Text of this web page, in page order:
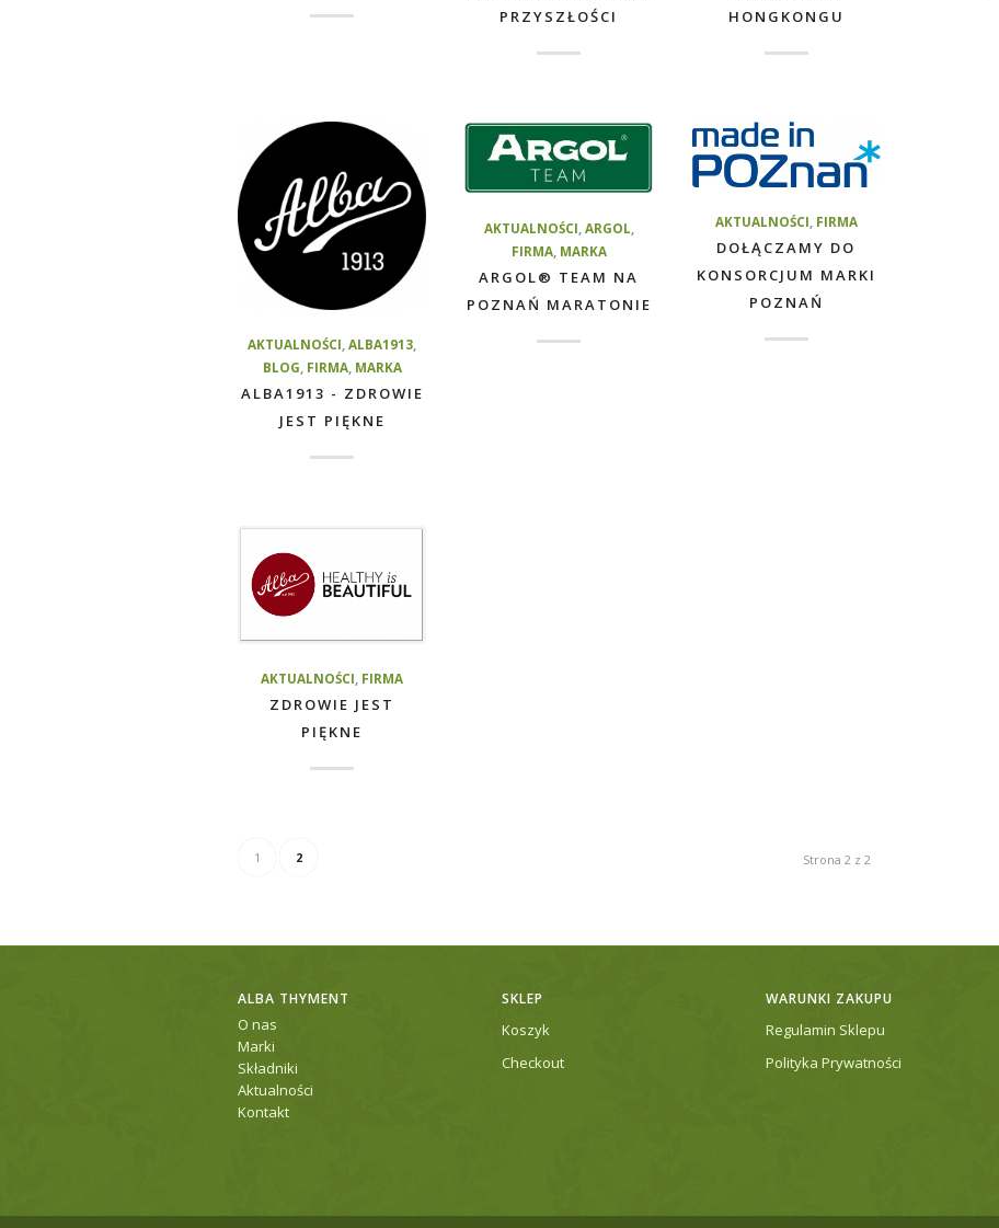
PRZYSZŁOŚCI
HONGKONGU
AKTUALNOŚCI ,ALBA1913
BLOG FIRMA, MARKA
ALBA1913 - ZDROWIE
JEST PIĘKNE
AKTUALNOŚCI ARGOL
FIRMA, MARKA
ARGOL® TEAM NA
POZNAŃ MARATONIE
AKTUALNOŚCI FIRMA
DOŁĄCZAMY DO
KONSORCJUM MARKI
POZNAŃ
AKTUALNOŚCI, FIRMA
ZDROWIE JEST
PIĘKNE
Strona 2 z 2
1 2
ALBA THYMENT
O nas
Marki
Składniki
Aktualności
Kontakt
SKLEP
Koszyk
Checkout
WARUNKI ZAKUPU
Regulamin Sklepu
Polityka Prywatności